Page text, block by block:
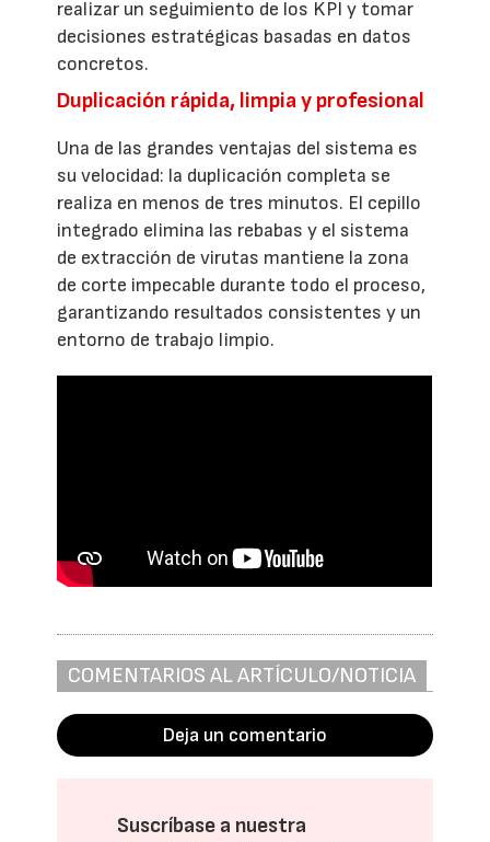
realizar un seguimiento de los KPI y tomar
decisiones estratégicas basadas en datos
concretos.
Duplicación rápida, limpia y profesional
Una de las grandes ventajas del sistema es
su velocidad: la duplicación completa se
realiza en menos de tres minutos. El cepillo
integrado elimina las rebabas y el sistema
de extracción de virutas mantiene la zona
de corte impecable durante todo el proceso,
garantizando resultados consistentes y un
entorno de trabajo limpio.
COMENTARIOS AL ARTÍCULO/NOTICIA
Deja un comentario
Suscríbase a nuestra